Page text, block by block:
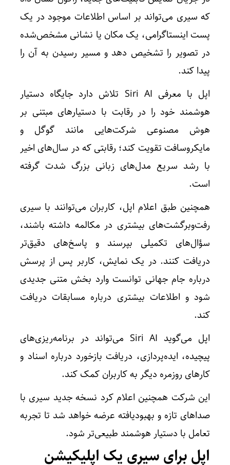
که سیری می‌تواند بر اساس اطلاعات موجود در یک
پست اینستاگرامی، یک مکان یا نشانی مشخص‌شده
در تصویر را تشخیص دهد و مسیر رسیدن به آن را
پیدا کند.
اپل با معرفی Siri AI تلاش دارد جایگاه دستیار
هوشمند خود را در رقابت با دستیارهای مبتنی بر
هوش مصنوعی شرکت‌هایی مانند گوگل و
مایکروسافت تقویت کند؛ رقابتی که در سال‌های اخیر
با رشد سریع مدل‌های زبانی بزرگ شدت گرفته
است.
همچنین طبق اعلام اپل، کاربران می‌توانند با سیری
رفت‌وبرگشت‌های بیشتری در مکالمه داشته باشند،
سؤال‌های تکمیلی بپرسند و پاسخ‌های دقیق‌تر
دریافت کنند. در یک نمایش، کاربر پس از پرسش
درباره جام جهانی توانست وارد بخش متنی جدیدی
شود و اطلاعات بیشتری درباره مسابقات دریافت
کند.
اپل می‌گوید Siri AI می‌تواند در برنامه‌ریزی‌های
پیچیده، ایده‌پردازی، دریافت بازخورد درباره اسناد و
کارهای روزمره دیگر به کاربران کمک کند.
این شرکت همچنین اعلام کرد نسخه جدید سیری با
صداهای تازه و بهبودیافته عرضه خواهد شد تا تجربه
تعامل با دستیار هوشمند طبیعی‌تر شود.
اپل برای سیری یک اپلیکیشن